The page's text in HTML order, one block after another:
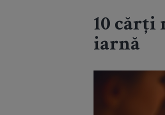
10 cărți
iarnă